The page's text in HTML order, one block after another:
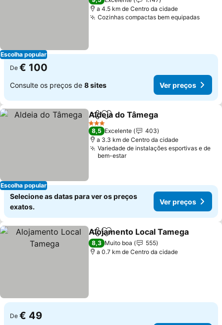
Escolha popular
a 4.5 km de Centro da cidade
Cozinhas compactas bem equipadas
De € 100
Consulte os preços de 8 sites Ver preços
Escolha popular
PartilharAdicionar aos favoritos
Aldeia do Tâmega
3 Estrelas
8,5 Excelente
403
a 3.3 km de Centro da cidade
Variedade de instalações esportivas e de
bem-estar
Selecione as datas para ver os preços
exatos.
Ver preços
PartilharAdicionar aos favoritos
Alojamento Local Tamega
8,3 Muito boa
555
a 0.7 km de Centro da cidade
De € 49